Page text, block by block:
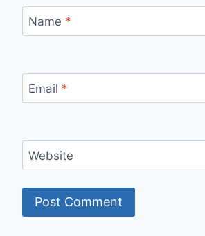
Name *
Email *
Website